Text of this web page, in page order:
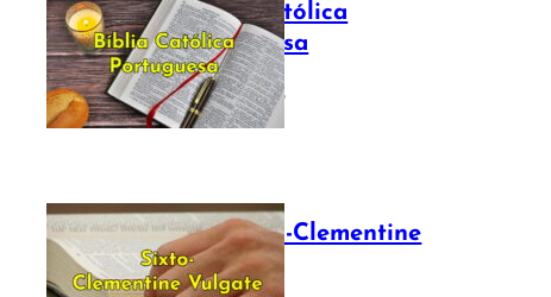
Bíblia Católica
Portuguesa
July 16, 2025
The Sixto-Clementine
Vulgate